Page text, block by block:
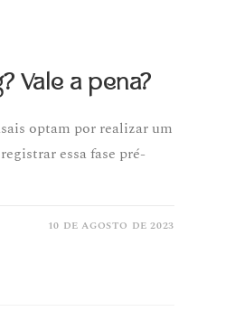
Vale a pena?
optam por realizar um
essa fase pré-
10 DE AGOSTO DE 2023